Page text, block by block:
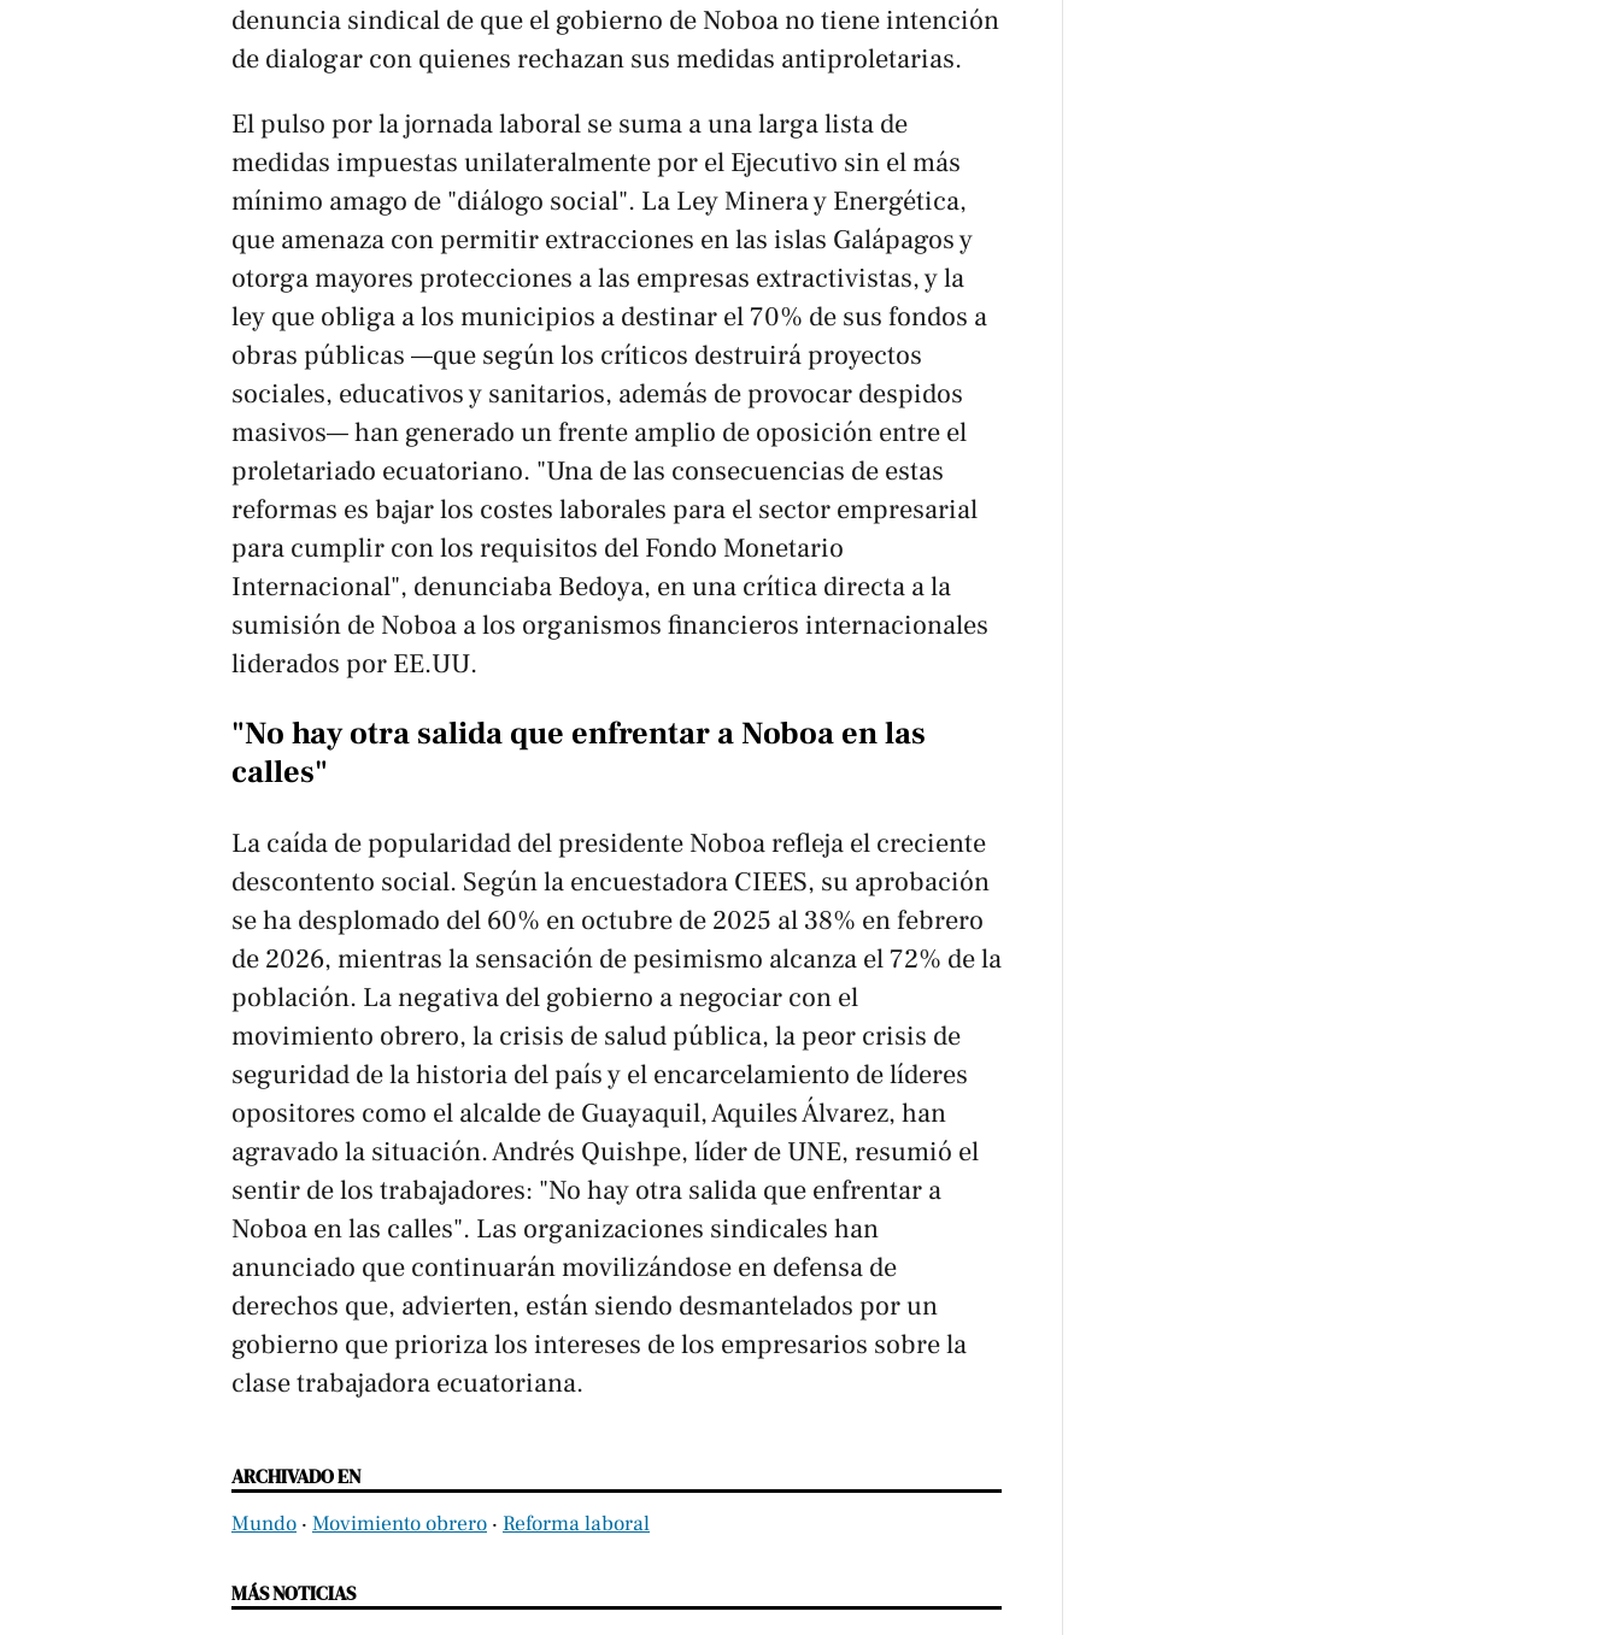
denuncia sindical de que el gobierno de Noboa no tiene intención
de dialogar con quienes rechazan sus medidas antiproletarias.
El pulso por la jornada laboral se suma a una larga lista de
medidas impuestas unilateralmente por el Ejecutivo sin el más
mínimo amago de "diálogo social". La Ley Minera y Energética,
que amenaza con permitir extracciones en las islas Galápagos y
otorga mayores protecciones a las empresas extractivistas, y la
ley que obliga a los municipios a destinar el 70% de sus fondos a
obras públicas —que según los críticos destruirá proyectos
sociales, educativos y sanitarios, además de provocar despidos
masivos— han generado un frente amplio de oposición entre el
proletariado ecuatoriano. "Una de las consecuencias de estas
reformas es bajar los costes laborales para el sector empresarial
para cumplir con los requisitos del Fondo Monetario
Internacional", denunciaba Bedoya, en una crítica directa a la
sumisión de Noboa a los organismos financieros internacionales
liderados por EE.UU.
"No hay otra salida que enfrentar a Noboa en las
calles"
La caída de popularidad del presidente Noboa refleja el creciente
descontento social. Según la encuestadora CIEES, su aprobación
se ha desplomado del 60% en octubre de 2025 al 38% en febrero
de 2026, mientras la sensación de pesimismo alcanza el 72% de la
población. La negativa del gobierno a negociar con el
movimiento obrero, la crisis de salud pública, la peor crisis de
seguridad de la historia del país y el encarcelamiento de líderes
opositores como el alcalde de Guayaquil, Aquiles Álvarez, han
agravado la situación. Andrés Quishpe, líder de UNE, resumió el
sentir de los trabajadores: "No hay otra salida que enfrentar a
Noboa en las calles". Las organizaciones sindicales han
anunciado que continuarán movilizándose en defensa de
derechos que, advierten, están siendo desmantelados por un
gobierno que prioriza los intereses de los empresarios sobre la
clase trabajadora ecuatoriana.
ARCHIVADO EN
Mundo ‧ Movimiento obrero ‧ Reforma laboral
MÁS NOTICIAS